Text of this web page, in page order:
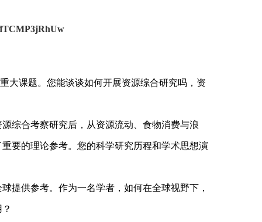
课题。您能谈谈如何开展资源综合研究吗，资
综合考察研究后，从资源流动、食物消费与浪
要的理论参考。您的科学研究历程和学术思想演
提供参考。作为一名学者，如何在全球视野下，